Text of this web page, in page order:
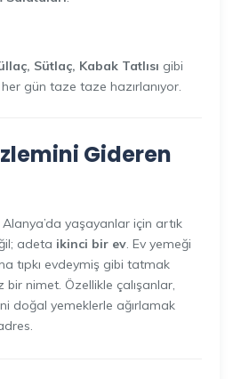
Sütlaç, Kabak Tatlısı gibi
gün taze taze hazırlanıyor.
Gideren
yaşayanlar için artık
adeta ikinci bir ev . Ev yemeği
tıpkı evdeymiş gibi tatmak
nimet. Özellikle çalışanlar,
doğal yemeklerle ağırlamak